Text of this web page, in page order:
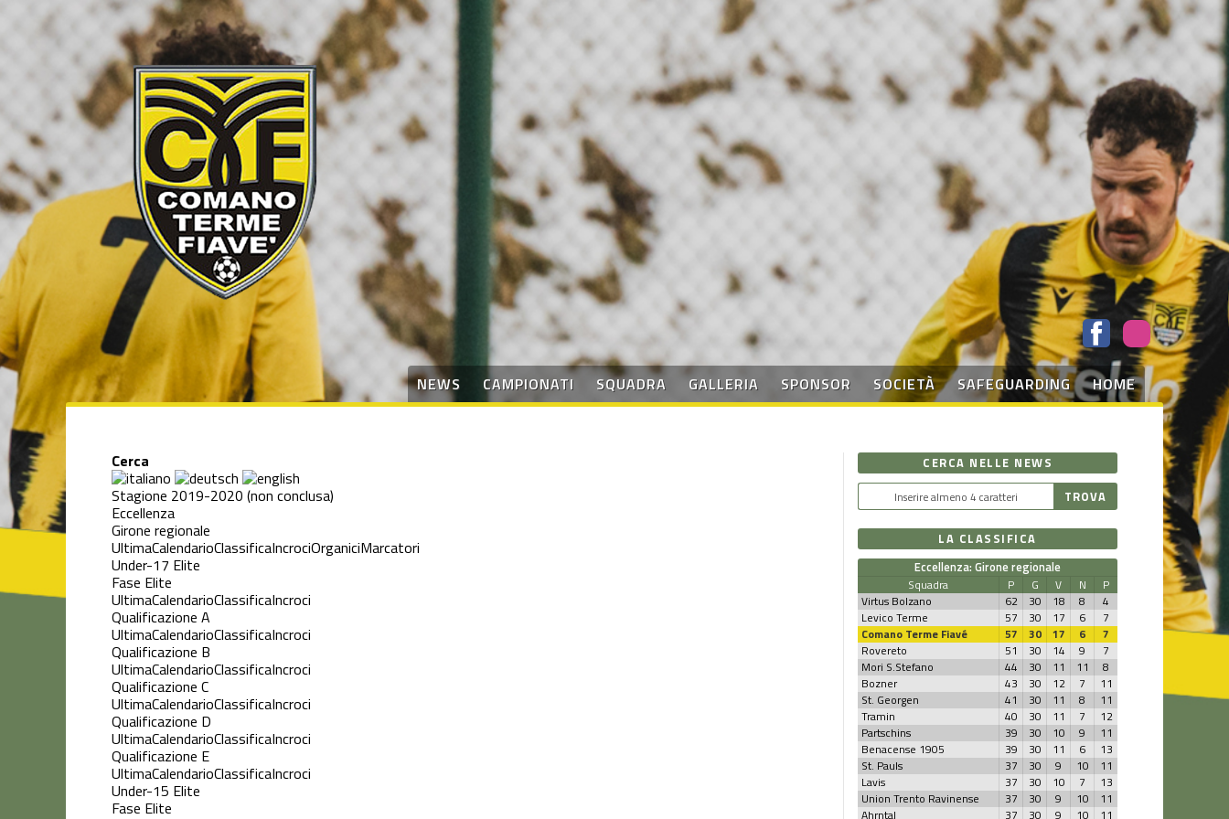
NEWS CAMPIONATI SQUADRA GALLERIA SPONSOR SOCIETÀ SAFEGUARDING HOME
Cerca
Stagione 2019-2020 (non conclusa)
Eccellenza
Girone regionale
UltimaCalendarioClassificaIncrociOrganiciMarcatori
Under-17 Elite
Fase Elite
UltimaCalendarioClassificaIncroci
Qualificazione A
UltimaCalendarioClassificaIncroci
Qualificazione B
UltimaCalendarioClassificaIncroci
Qualificazione C
UltimaCalendarioClassificaIncroci
Qualificazione D
UltimaCalendarioClassificaIncroci
Qualificazione E
UltimaCalendarioClassificaIncroci
Under-15 Elite
Fase Elite
CERCA NELLE NEWS
LA CLASSIFICA
Eccellenza: Girone regionale
Squadra P G V N
P
Virtus Bolzano
62 30 18 8
4
Levico Terme
57 30 17 6
7
Comano Terme Fiavé
57 30 17 6
7
Rovereto
51 30 14 9
7
Mori S.Stefano
44 30 11 11
8
Bozner
43 30 12 7
11
St. Georgen
41 30 11 8
11
Tramin
40 30 11 7
12
Partschins
39 30 10 9
11
Benacense 1905
39 30 11 6
13
St. Pauls
37 30 9 10
11
Lavis
37 30 10 7
13
Union Trento Ravinense
37 30 9 10
11
Ahrntal
37 30 9 10
11